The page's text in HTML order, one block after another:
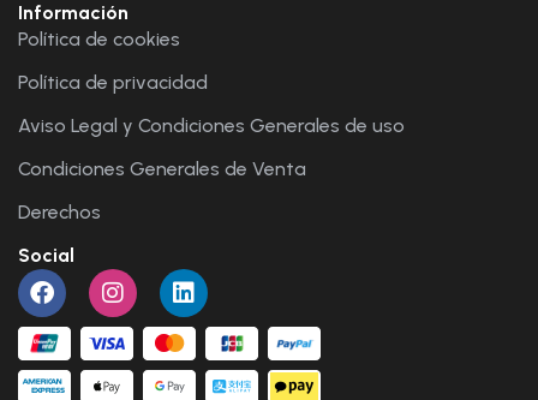
Información
Política de cookies
Política de privacidad
Aviso Legal y Condiciones Generales de uso
Condiciones Generales de Venta
Derechos
Social